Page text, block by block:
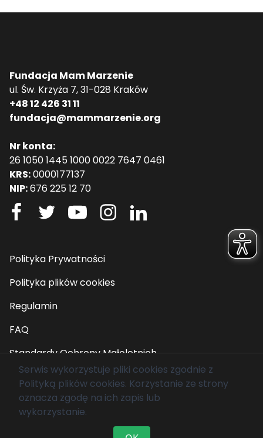
Fundacja Mam Marzenie
ul. Św. Krzyża 7, 31-028 Kraków
+48 12 426 31 11
fundacja@mammarzenie.org
Nr konta:
26 1050 1445 1000 0022 7647 0461
KRS:0000177137
NIP:676 225 12 70
Polityka Prywatności
Polityka plików cookies
Regulamin
FAQ
Standardy Ochrony Małoletnich
© 2026 Fundacja Mam Marzenie. Wszelkie prawa
zastrzeżone.
Serwis wykorzystuje pliki cookies zgodnie z
Polityką plików cookies. Korzystanie ze strony
oznacza zgodę na ich zapis lub
wykorzystanie.